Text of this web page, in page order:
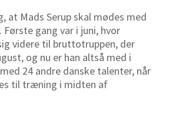
at Mads Serup skal mødes med
gang var i juni, hvor
videre til bruttotruppen, der
og nu er han altså med i
24 andre danske talenter, når
til træning i midten af